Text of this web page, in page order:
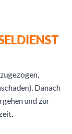
Danach
und zur